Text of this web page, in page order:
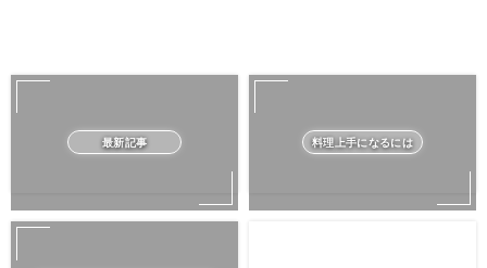
最新記事 料理上手になるには